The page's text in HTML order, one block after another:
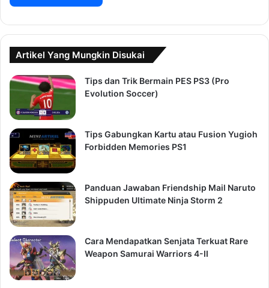
Artikel Yang Mungkin Disukai
Tips dan Trik Bermain PES PS3 (Pro
Evolution Soccer)
Tips Gabungkan Kartu atau Fusion Yugioh
Forbidden Memories PS1
Panduan Jawaban Friendship Mail Naruto
Shippuden Ultimate Ninja Storm 2
Cara Mendapatkan Senjata Terkuat Rare
Weapon Samurai Warriors 4-II